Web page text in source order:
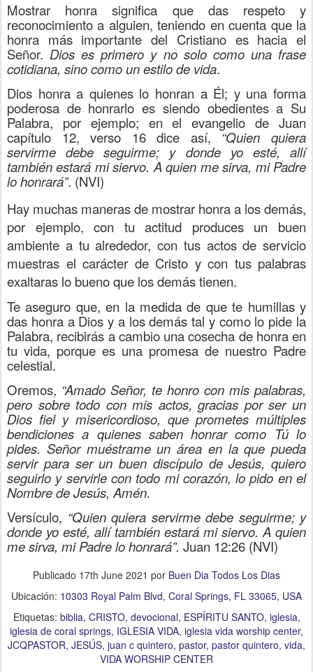
Mostrar honra significa que das respeto y
reconocimiento a alguien, teniendo en cuenta que la
honra más importante del Cristiano es hacia el
Señor. Dios es primero y no solo como una frase
cotidiana, sino como un estilo de vida.
Dios honra a quienes lo honran a Él; y una forma
poderosa de honrarlo es siendo obedientes a Su
Palabra, por ejemplo; en el evangelio de Juan
capítulo 12, verso 16 dice así,“Quien quiera
servirme debe seguirme; y donde yo esté, allí
también estará mi siervo. A quien me sirva, mi Padre
lo honrará”. (NVI)
Hay muchas maneras de mostrar honra a los demás,
por ejemplo, con tu actitud produces un buen
ambiente a tu alrededor, con tus actos de servicio
muestras el carácter de Cristo y con tus palabras
exaltaras lo bueno que los demás tienen.
Te aseguro que, en la medida de que te humillas y
das honra a Dios y a los demás tal y como lo pide la
Palabra, recibirás a cambio una cosecha de honra en
tu vida, porque es una promesa de nuestro Padre
celestial.
Oremos, “Amado Señor, te honro con mis palabras,
pero sobre todo con mis actos, gracias por ser un
Dios fiel y misericordioso, que prometes múltiples
bendiciones a quienes saben honrar como Tú lo
pides. Señor muéstrame un área en la que pueda
servir para ser un buen discípulo de Jesús, quiero
seguirlo y servirle con todo mi corazón, lo pido en el
Nombre de Jesús, Amén.
Versículo, “Quien quiera servirme debe seguirme; y
donde yo esté, allí también estará mi siervo. A quien
me sirva, mi Padre lo honrará”. Juan 12:26 (NVI)
Publicado 17th June 2021 por Buen Dia Todos Los Dias
Ubicación: 10303 Royal Palm Blvd, Coral Springs, FL 33065, USA
Etiquetas: biblia CRISTO devocional ESPÍRITU SANTO iglesia
iglesia de coral springs IGLESIA VIDA iglesia vida worship center
JCQPASTOR JESÚS juan c quintero pastor pastor quintero vida
VIDA WORSHIP CENTER